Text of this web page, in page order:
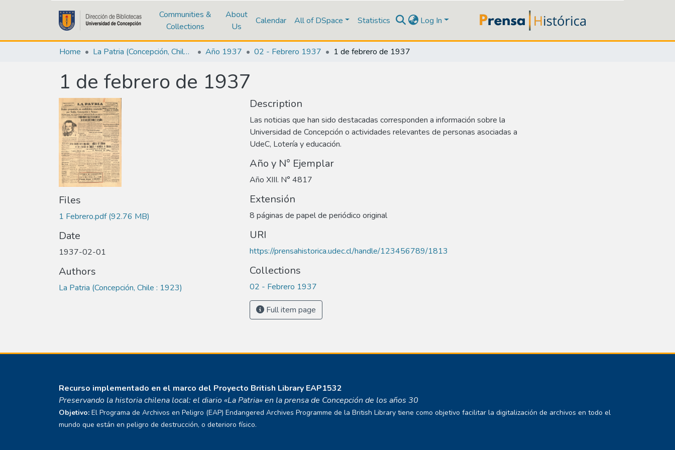
Communities &
Collections
About
Us
Calendar All of DSpace Statistics Log In
Home La Patria (Concepción, Chile : 1923) Año 1937 02 - Febrero 1937 1 de febrero de 1937
1 de febrero de 1937
Files
1 Febrero.pdf(92.76 MB)
Date
1937-02-01
Authors
La Patria (Concepción, Chile : 1923)
Description
Las noticias que han sido destacadas corresponden a información sobre la
Universidad de Concepción o actividades relevantes de personas asociadas a
UdeC, Lotería y educación.
Año y N° Ejemplar
Año XIII. N° 4817
Extensión
8 páginas de papel de periódico original
URI
https://prensahistorica.udec.cl/handle/123456789/1813
Collections
02 - Febrero 1937
Full item page
Recurso implementado en el marco del Proyecto British Library EAP1532
Preservando la historia chilena local: el diario «La Patria» en la prensa de Concepción de los años 30
Objetivo: El Programa de Archivos en Peligro (EAP) Endangered Archives Programme de la British Library tiene como objetivo facilitar la digitalización de archivos en todo el
mundo que están en peligro de destrucción, o deterioro físico.